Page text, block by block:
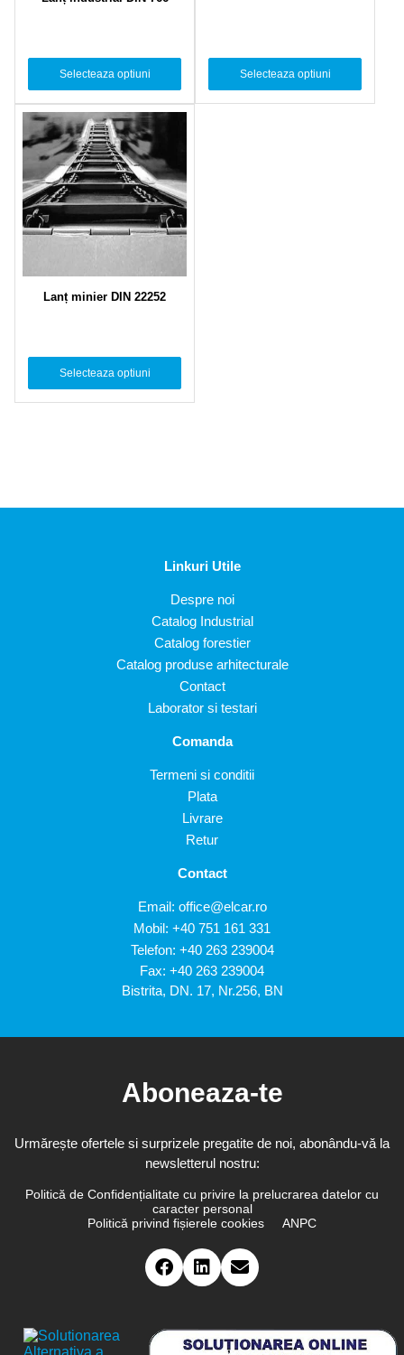
Selecteaza optiuni Selecteaza optiuni
Lanț minier DIN 22252
Selecteaza optiuni
Linkuri Utile
Despre noi
Catalog Industrial
Catalog forestier
Catalog produse arhitecturale
Contact
Laborator si testari
Comanda
Termeni si conditii
Plata
Livrare
Retur
Contact
Email: office@elcar.ro
Mobil: +40 751 161 331
Telefon: +40 263 239004
Fax: +40 263 239004
Bistrita, DN. 17, Nr.256, BN
Aboneaza-te
Urmărește ofertele si surprizele pregatite de noi, abonându-vă la
newsletterul nostru:
Politică de Confidențialitate cu privire la prelucrarea datelor cu
caracter personal
Politică privind fișierele cookies
ANPC